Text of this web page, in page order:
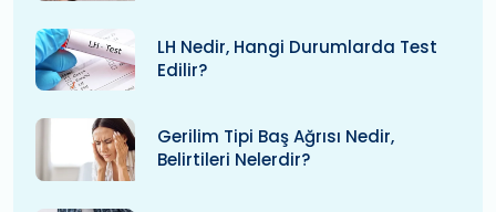
LH Nedir, Hangi Durumlarda Test
Edilir?
Gerilim Tipi Baş Ağrısı Nedir,
Belirtileri Nelerdir?